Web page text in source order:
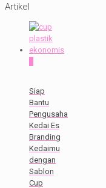
Artikel
Siap
Bantu
Pengusaha
Kedai Es
Branding
Kedaimu
dengan
Sablon
Cup